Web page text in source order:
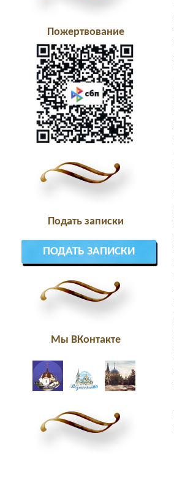
Пожертвование
Подать записки
ПОДАТЬ ЗАПИСКИ
Мы ВКонтакте